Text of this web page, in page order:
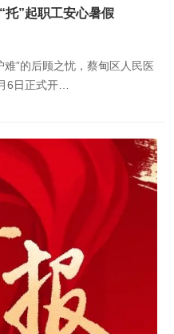
托”起职工安心暑假
”的后顾之忧，蔡甸区人民医
6日正式开…